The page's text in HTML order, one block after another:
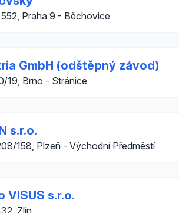
Praha 9 - Běchovice
GmbH (odštěpný závod)
19, Brno - Stránice
s.r.o.
158, Plzeň - Východní Předměstí
VISUS s.r.o.
Zlín